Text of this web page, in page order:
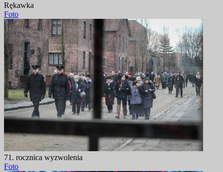
Rękawka
Foto
71. rocznica wyzwolenia
Foto